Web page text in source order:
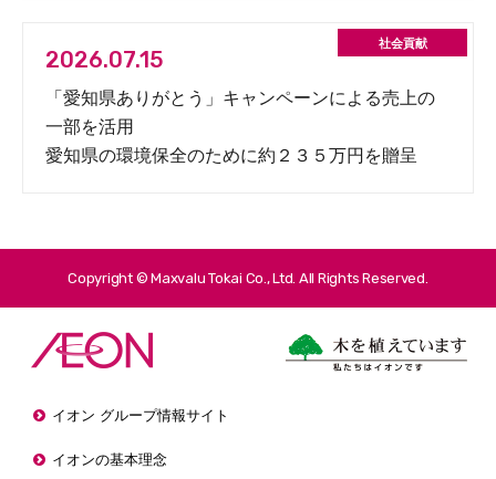
2026.07.15
「愛知県ありがとう」キャンペーンによる売上の
一部を活用
愛知県の環境保全のために約２３５万円を贈呈
Copyright © Maxvalu Tokai Co., Ltd. All Rights Reserved.
イオン グループ情報サイト
イオンの基本理念